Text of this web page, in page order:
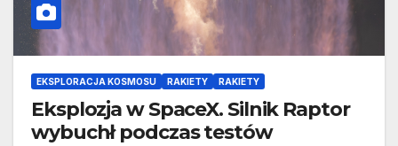
EKSPLORACJA KOSMOSU RAKIETY RAKIETY
Eksplozja w SpaceX. Silnik Raptor
wybuchł podczas testów